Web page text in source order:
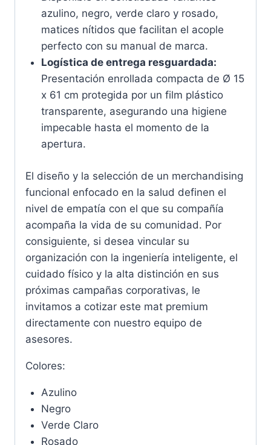
azulino, negro, verde claro y rosado,
matices nítidos que facilitan el acople
perfecto con su manual de marca.
Logística de entrega resguardada:
Presentación enrollada compacta de Ø 15
x 61 cm protegida por un film plástico
transparente, asegurando una higiene
impecable hasta el momento de la
apertura.
El diseño y la selección de un merchandising
funcional enfocado en la salud definen el
nivel de empatía con el que su compañía
acompaña la vida de su comunidad. Por
consiguiente, si desea vincular su
organización con la ingeniería inteligente, el
cuidado físico y la alta distinción en sus
próximas campañas corporativas, le
invitamos a cotizar este mat premium
directamente con nuestro equipo de
asesores.
Colores:
Azulino
Negro
Verde Claro
Rosado